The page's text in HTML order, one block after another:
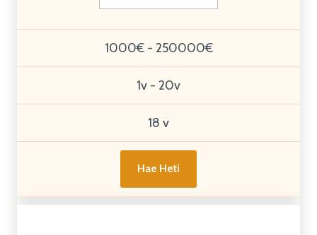
1000€ - 250000€
1v - 20v
18 v
Hae Heti